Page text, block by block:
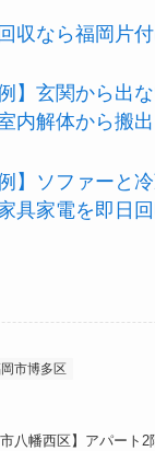
収なら福岡片
】玄関から出
内解体から搬
】ソファーと
具家電を即日
市博多区
市八幡西区】アパート2